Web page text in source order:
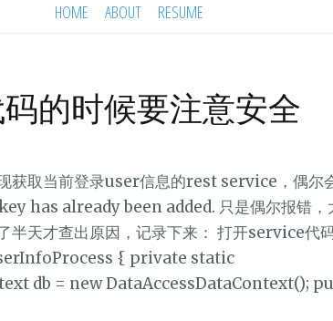
HOME ABOUT RESUME
的时候要注意安全
获取当前登录user信息的rest service，偶尔
has already been added. 只是偶尔报错，
半天才查出原因，记录下来： 打开service代
{ private static
db = new DataAccessDataContext();